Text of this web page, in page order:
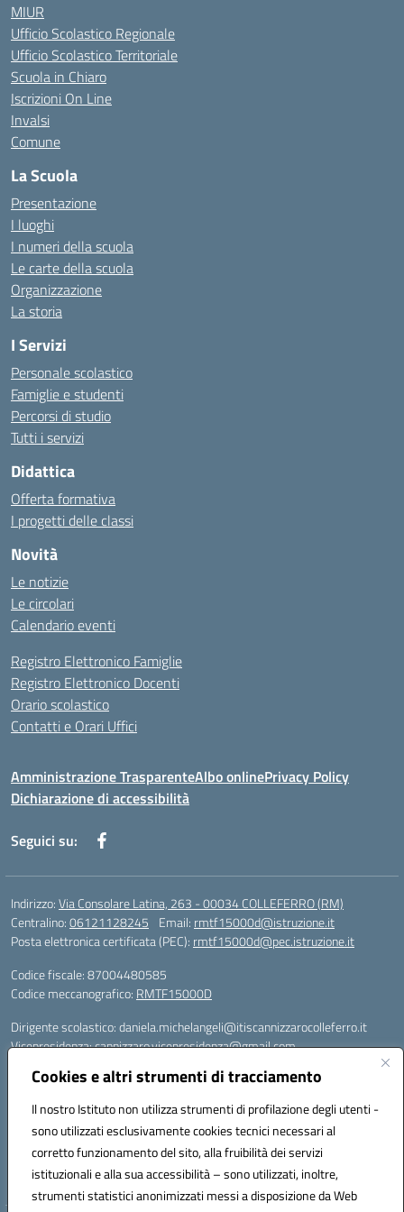
Cookies e altri strumenti di tracciamento
Il nostro Istituto non utilizza strumenti di profilazione degli utenti -
sono utilizzati esclusivamente cookies tecnici necessari al
corretto funzionamento del sito, alla fruibilità dei servizi
istituzionali e alla sua accessibilità – sono utilizzati, inoltre,
strumenti statistici anonimizzati messi a disposizione da Web
MIUR
Ufficio Scolastico Regionale
Ufficio Scolastico Territoriale
Scuola in Chiaro
Iscrizioni On Line
Invalsi
Comune
La Scuola
Presentazione
I luoghi
I numeri della scuola
Le carte della scuola
Organizzazione
La storia
I Servizi
Personale scolastico
Famiglie e studenti
Percorsi di studio
Tutti i servizi
Didattica
Offerta formativa
I progetti delle classi
Novità
Le notizie
Le circolari
Calendario eventi
Registro Elettronico Famiglie
Registro Elettronico Docenti
Orario scolastico
Contatti e Orari Uffici
Amministrazione TrasparenteAlbo onlinePrivacy Policy
Dichiarazione di accessibilità
Seguici su:
Indirizzo:Via Consolare Latina, 263 - 00034 COLLEFERRO (RM)
Centralino:06121128245 Email: rmtf15000d@istruzione.it
Posta elettronica certificata (PEC): rmtf15000d@pec.istruzione.it
Codice fiscale: 87004480585
Codice meccanografico: RMTF15000D
Dirigente scolastico: daniela.michelangeli@itiscannizzarocolleferro.it
Vicepresidenza: cannizzaro.vicepresidenza@gmail.com
Supporto piattaforme DDI (creazione account e rigenerazione credenziali)
supporto_gsuite@itiscannizzarocolleferro.it
Microsoft Office 365 (Teams):
supporto_office365@cannizzaro.onmicrosoft.com